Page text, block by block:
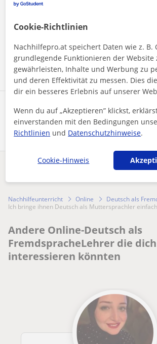
Profil teilen
unseremImpressumund unserer
Nachricht senden
Enthält dieses Profil einen Fehler?
Nachhilfeunterricht Online
Deutsch als
Ich bringe ihnen Deutsch als Muttersprachler
Andere Online-Deutsch als
FremdspracheLehrer die dich
interessieren könnten
Cookie-Richtlinien
Nachhilfepro.at speichert Daten wie z. B.
grundlegende Funktionieren der Website
gewährleisten, Inhalte und Werbung zu
und deren Effektivität zu messen. Dies
dir ein besseres Erlebnis auf unserer
Wenn du auf „Akzeptieren” klickst,
einverstanden mit den Bedingungen
Richtlinien und Datenschutzhinweise.
Cookie-Hinweis